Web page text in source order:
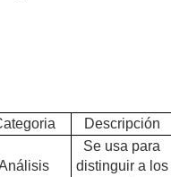
Descripción
Se usa para
distinguir a los